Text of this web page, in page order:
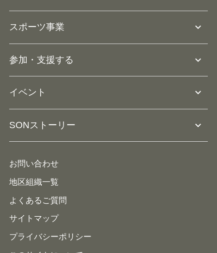
役員等一覧
リソースページ
スポーツ事業 expand_more
ユニファイドスクール
参加・支援する expand_more
コーチとして参加
イベント expand_more
ナショナルゲームについて
SONストーリー expand_more
メディア
お問い合わせ
地区組織一覧
よくあるご質問
サイトマップ
プライバシーポリシー